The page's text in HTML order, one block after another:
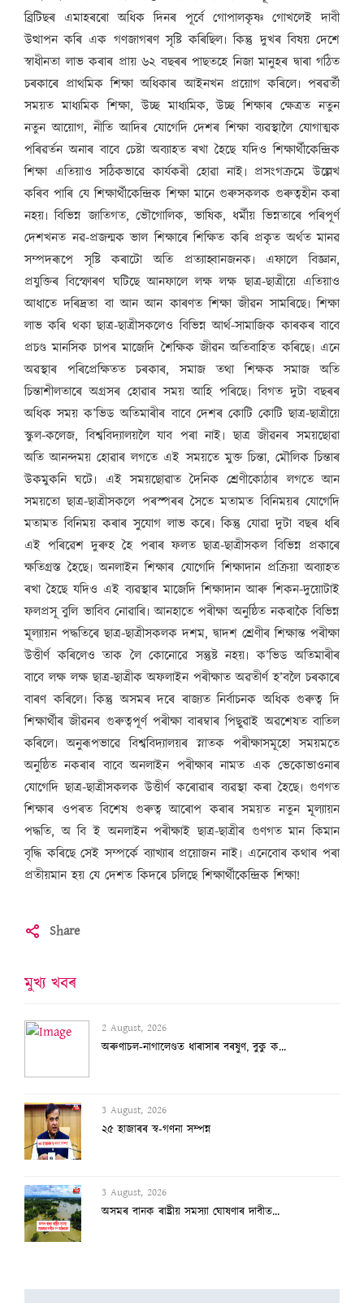
ব্ৰিটিছৰ এমাহৰৰো অধিক দিনৰ পূৰ্বে গোপালকৃষ্ণ গোখলেই দাবী
উত্থাপন কৰি এক গণজাগৰণ সৃষ্টি কৰিছিল৷ কিন্তু দুখৰ বিষয় দেশে
স্বাধীনতা লাভ কৰাৰ প্ৰায় ৬২ বছৰৰ পাছতহে নিজা মানুহৰ দ্বাৰা গঠিত
চৰকাৰে প্ৰাথমিক শিক্ষা অধিকাৰ আইনখন প্ৰয়োগ কৰিলে৷ পৰৱৰ্তী
সময়ত মাধ্যমিক শিক্ষা, উচ্ছ মাধ্যমিক, উচ্ছ শিক্ষাৰ ক্ষেত্ৰত নতুন
নতুন আয়োগ, নীতি আদিৰ যোগেদি দেশৰ শিক্ষা ব্যৱস্থালৈ যোগাত্মক
পৰিৱৰ্তন অনাৰ বাবে চেষ্টা অব্যাহত ৰখা হৈছে যদিও শিক্ষাৰ্থীকেন্দ্ৰিক
শিক্ষা এতিয়াও সঠিকভাৱে কাৰ্যকৰী হোৱা নাই৷ প্ৰসংগক্ৰমে উল্লেখ
কৰিব পাৰি যে শিক্ষাৰ্থীকেন্দ্ৰিক শিক্ষা মানে গুৰুসকলক গুৰুত্বহীন কৰা
নহয়৷ বিভিন্ন জাতিগত, ভৌগোলিক, ভাষিক, ধৰ্মীয় ভিন্নতাৰে পৰিপূৰ্ণ
দেশখনত নৱ-প্ৰজন্মক ভাল শিক্ষাৰে শিক্ষিত কৰি প্ৰকৃত অৰ্থত মানৱ
সম্পদৰূপে সৃষ্টি কৰাটো অতি প্ৰত্যাহ্বানজনক৷ এফালে বিজ্ঞান,
প্ৰযুক্তিৰ বিস্ফোৰণ ঘটিছে আনফালে লক্ষ লক্ষ ছাত্ৰ-ছাত্ৰীয়ে এতিয়াও
আধাতে দৰিদ্ৰতা বা আন আন কাৰণত শিক্ষা জীৱন সামৰিছে৷ শিক্ষা
লাভ কৰি থকা ছাত্ৰ-ছাত্ৰীসকলেও বিভিন্ন আৰ্থ-সামাজিক কাৰকৰ বাবে
প্ৰচণ্ড মানসিক চাপৰ মাজেদি শৈক্ষিক জীৱন অতিবাহিত কৰিছে৷ এনে
অৱস্থাৰ পৰিপ্ৰেক্ষিতত চৰকাৰ, সমাজ তথা শিক্ষক সমাজ অতি
চিন্তাশীলতাৰে অগ্ৰসৰ হোৱাৰ সময় আহি পৰিছে৷ বিগত দুটা বছৰৰ
অধিক সময় ক’ভিড অতিমাৰীৰ বাবে দেশৰ কোটি কোটি ছাত্ৰ-ছাত্ৰীয়ে
স্কুল-কলেজ, বিশ্ববিদ্যালয়লৈ যাব পৰা নাই৷ ছাত্ৰ জীৱনৰ সময়ছোৱা
অতি আনন্দময় হোৱাৰ লগতে এই সময়তে মুক্ত চিন্তা, মৌলিক চিন্তাৰ
উকমুকনি ঘটে৷ এই সময়ছোৱাত দৈনিক শ্ৰেণীকোঠাৰ লগতে আন
সময়তো ছাত্ৰ-ছাত্ৰীসকলে পৰস্পৰৰ সৈতে মতামত বিনিময়ৰ যোগেদি
মতামত বিনিময় কৰাৰ সুযোগ লাভ কৰে৷ কিন্তু যোৱা দুটা বছৰ ধৰি
এই পৰিৱেশ দুৰুহ হৈ পৰাৰ ফলত ছাত্ৰ-ছাত্ৰীসকল বিভিন্ন প্ৰকাৰে
ক্ষতিগ্ৰস্ত হৈছে৷ অনলাইন শিক্ষাৰ যোগেদি শিক্ষাদান প্ৰক্ৰিয়া অব্যাহত
ৰখা হৈছে যদিও এই ব্যৱস্থাৰ মাজেদি শিক্ষাদান আৰু শিকন-দুয়োটাই
ফলপ্ৰসূ বুলি ভাবিব নোৱাৰি৷ আনহাতে পৰীক্ষা অনুষ্ঠিত নকৰাকৈ বিভিন্ন
মূল্যায়ন পদ্ধতিৰে ছাত্ৰ-ছাত্ৰীসকলক দশম, দ্বাদশ শ্ৰেণীৰ শিক্ষান্ত পৰীক্ষা
উত্তীৰ্ণ কৰিলেও তাক লৈ কোনোৱে সন্তুষ্ট নহয়৷ ক’ভিড অতিমাৰীৰ
বাবে লক্ষ লক্ষ ছাত্ৰ-ছাত্ৰীক অফলাইন পৰীক্ষাত অৱতীৰ্ণ হ’বলৈ চৰকাৰে
বাৰণ কৰিলে৷ কিন্তু অসমৰ দৰে ৰাজ্যত নিৰ্বাচনক অধিক গুৰুত্ব দি
শিক্ষাৰ্থীৰ জীৱনৰ গুৰুত্বপূৰ্ণ পৰীক্ষা বাৰম্বাৰ পিছুৱাই অৱশেষত বাতিল
কৰিলে৷ অনুৰূপভাৱে বিশ্ববিদ্যালয়ৰ স্নাতক পৰীক্ষাসমূহো সময়মতে
অনুষ্ঠিত নকৰাৰ বাবে অনলাইন পৰীক্ষাৰ নামত এক ভেকোভাওনাৰ
যোগেদি ছাত্ৰ-ছাত্ৰীসকলক উত্তীৰ্ণ কৰোৱাৰ ব্যৱস্থা কৰা হৈছে৷ গুণগত
শিক্ষাৰ ওপৰত বিশেষ গুৰুত্ব আৰোপ কৰাৰ সময়ত নতুন মূল্যায়ন
পদ্ধতি, অ বি ই অনলাইন পৰীক্ষাই ছাত্ৰ-ছাত্ৰীৰ গুণগত মান কিমান
বৃদ্ধি কৰিছে সেই সম্পৰ্কে ব্যাখ্যাৰ প্ৰয়োজন নাই৷ এনেবোৰ কথাৰ পৰা
প্ৰতীয়মান হয় যে দেশত কিদৰে চলিছে শিক্ষাৰ্থীকেন্দ্ৰিক শিক্ষা!
Share
মুখ্য খবৰ
2 August, 2026
অৰুণাচল-নাগালেণ্ডত ধাৰাসাৰ বৰষুণ, বুকু ক...
3 August, 2026
২৫ হাজাৰৰ স্ব-গণনা সম্পন্ন
3 August, 2026
অসমৰ বানক ৰাষ্ট্ৰীয় সমস্যা ঘোষণাৰ দাবীত...
বানাক্ৰান্তক ১০ লাখ টকাকৈ নিদিলে মুখ্যমন...